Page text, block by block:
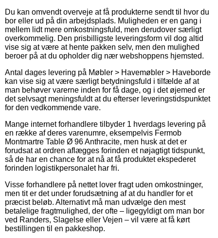
Du kan omvendt overveje at få produkterne sendt til hvor du
bor eller ud på din arbejdsplads. Muligheden er en gang i
mellem lidt mere omkostningsfuld, men derudover særligt
overkommelig. Den prisbilligste leveringsform vil dog altid
vise sig at være at hente pakken selv, men den mulighed
beroer på at du opholder dig nær webshoppens hjemsted.
Antal dages levering på Møbler > Havemøbler > Haveborde
kan vise sig at være særligt betydningsfuld i tilfælde af at
man behøver varerne inden for få dage, og i det øjemed er
det selvsagt meningsfuldt at du efterser leveringstidspunktet
for den vedkommende vare.
Mange internet forhandlere tilbyder 1 hverdags levering på
en række af deres varenumre, eksempelvis Fermob
Montmartre Table Ø 96 Anthracite, men husk at det er
forudsat at ordren aflægges forinden et nøjagtigt tidspunkt,
så de har en chance for at nå at få produktet ekspederet
forinden logistikpersonalet har fri.
Visse forhandlere på nettet lover fragt uden omkostninger,
men tit er det under forudsætning af at du handler for et
præcist beløb. Alternativt må man udvælge den mest
betalelige fragtmulighed, der ofte – ligegyldigt om man bor
ved Randers, Slagelse eller Vejen – vil være at få kørt
bestillingen til en pakkeshop.